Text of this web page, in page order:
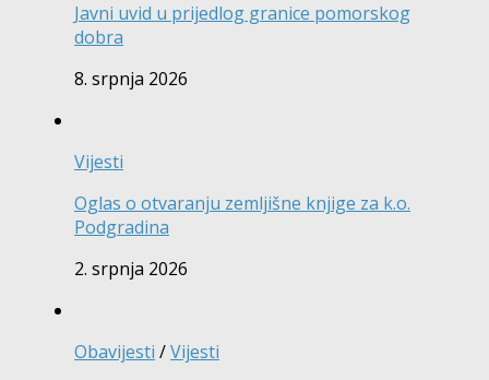
Javni uvid u prijedlog granice pomorskog
dobra
8. srpnja 2026
Vijesti
Oglas o otvaranju zemljišne knjige za k.o.
Podgradina
2. srpnja 2026
Obavijesti /Vijesti